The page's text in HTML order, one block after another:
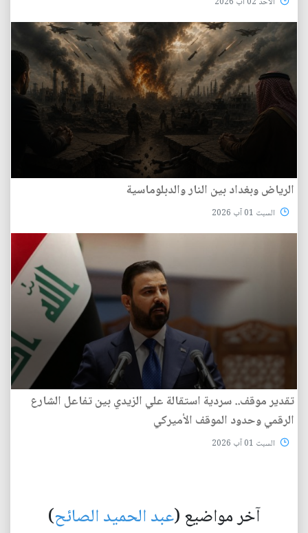
الرياض وبغداد بين النار والدبلوماسية
السبت 01 آب 2026
تقدير موقف.. سردية استقالة علي الزيدي بين تفاعل الشارع
الرقمي وحدود الموقف الأميركي
السبت 01 آب 2026
آخر مواضيع (عبد الحميد الصائح)